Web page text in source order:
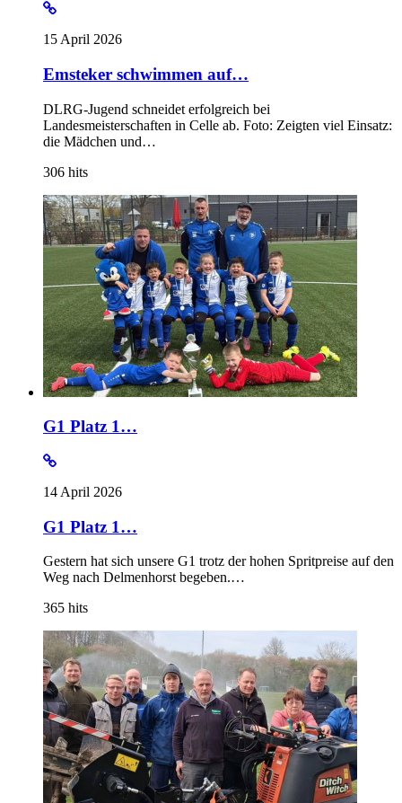
15 April 2026
Emsteker schwimmen auf…
DLRG-Jugend schneidet erfolgreich bei
Landesmeisterschaften in Celle ab. Foto: Zeigten viel Einsatz:
die Mädchen und…
306 hits
G1 Platz 1…
14 April 2026
G1 Platz 1…
Gestern hat sich unsere G1 trotz der hohen Spritpreise auf den
Weg nach Delmenhorst begeben.…
365 hits